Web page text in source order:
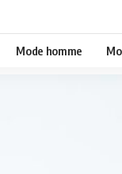
Mode homme